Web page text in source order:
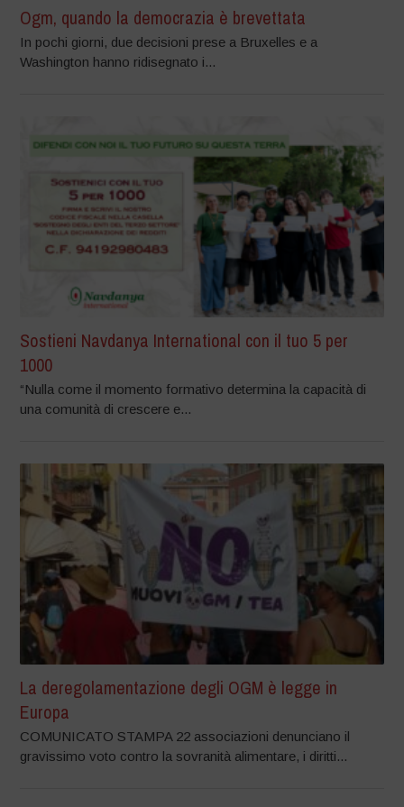
Ogm, quando la democrazia è brevettata
In pochi giorni, due decisioni prese a Bruxelles e a
Washington hanno ridisegnato i...
Sostieni Navdanya International con il tuo 5 per
1000
“Nulla come il momento formativo determina la capacità di
una comunità di crescere e...
La deregolamentazione degli OGM è legge in
Europa
COMUNICATO STAMPA 22 associazioni denunciano il
gravissimo voto contro la sovranità alimentare, i diritti...